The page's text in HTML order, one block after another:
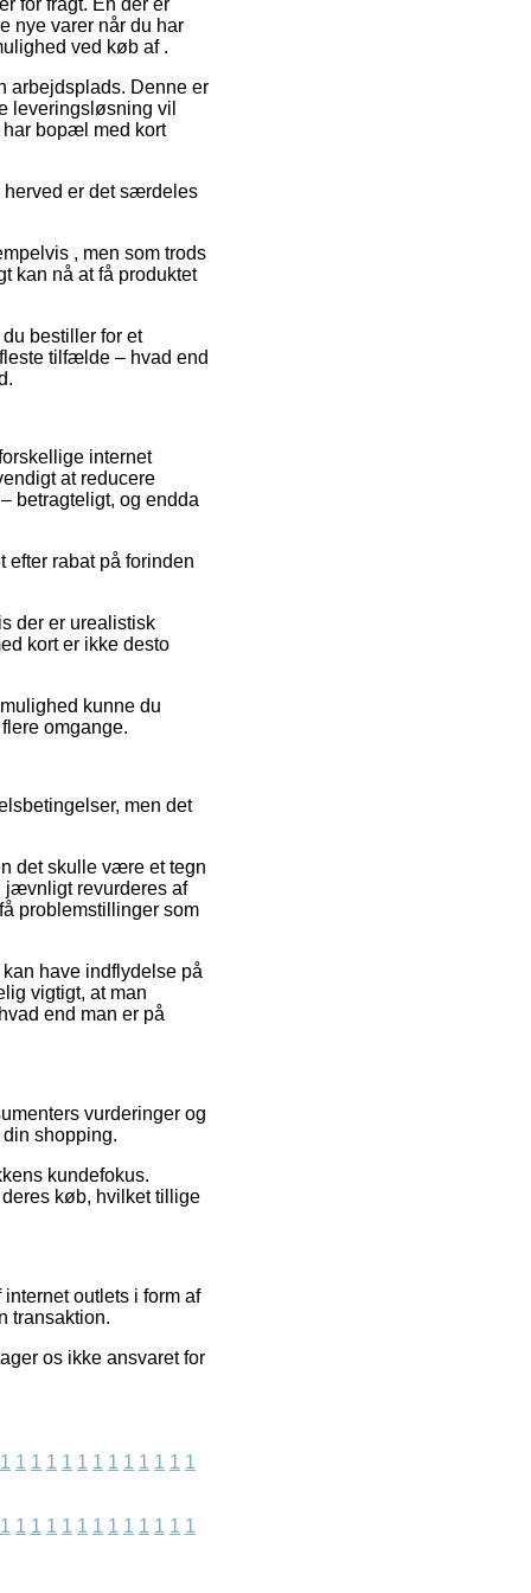
for fragt. En der er
nye varer når du har
ved køb af .
arbejdsplads. Denne er
leveringsløsning vil
har bopæl med kort
herved er det særdeles
, men som trods
kan nå at få produktet
bestiller for et
tilfælde – hvad end
internet
at reducere
betragteligt, og endda
rabat på forinden
der er urealistisk
kort er ikke desto
kunne du
omgange.
men det
det skulle være et tegn
jævnligt revurderes af
problemstillinger som
have indflydelse på
vigtigt, at man
end man er på
vurderinger og
shopping.
kundefokus.
køb, hvilket tillige
outlets i form af
transaktion.
os ikke ansvaret for
1 1 1 1 1 1 1 1 1 1 1 1 1
1 1 1 1 1 1 1 1 1 1 1 1 1